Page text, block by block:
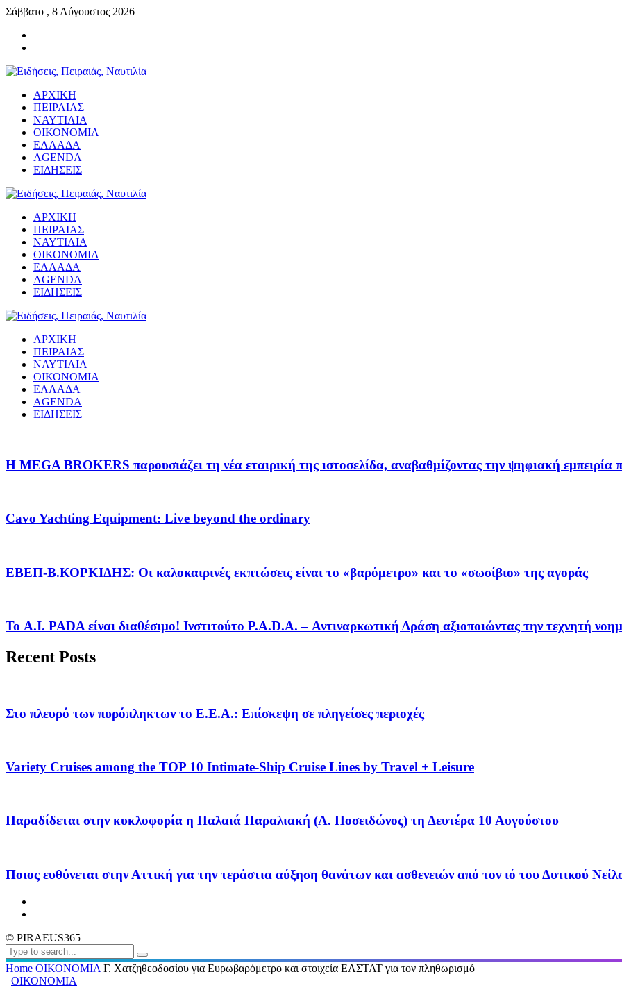
Σάββατο , 8 Αύγουστος 2026
ΑΡΧΙΚΗ
ΠΕΙΡΑΙΑΣ
ΝΑΥΤΙΛΙΑ
ΟΙΚΟΝΟΜΙΑ
ΕΛΛΑΔΑ
AGENDA
ΕΙΔΗΣΕΙΣ
ΑΡΧΙΚΗ
ΠΕΙΡΑΙΑΣ
ΝΑΥΤΙΛΙΑ
ΟΙΚΟΝΟΜΙΑ
ΕΛΛΑΔΑ
AGENDA
ΕΙΔΗΣΕΙΣ
ΑΡΧΙΚΗ
ΠΕΙΡΑΙΑΣ
ΝΑΥΤΙΛΙΑ
ΟΙΚΟΝΟΜΙΑ
ΕΛΛΑΔΑ
AGENDA
ΕΙΔΗΣΕΙΣ
Η MEGA BROKERS παρουσιάζει τη νέα εταιρική της ιστοσελίδα, αναβαθμίζοντας την ψηφιακή εμπειρία
Cavo Yachting Equipment: Live beyond the ordinary
EΒΕΠ-Β.ΚΟΡΚΙΔΗΣ: Οι καλοκαιρινές εκπτώσεις είναι το «βαρόμετρο» και το «σωσίβιο» της αγοράς
Το A.I. PADA είναι διαθέσιμο! Ινστιτούτο P.A.D.A. – Αντιναρκωτική Δράση αξιοποιώντας την τεχνητή
Recent Posts
Στο πλευρό των πυρόπληκτων το Ε.Ε.Α.: Επίσκεψη σε πληγείσες περιοχές
Variety Cruises among the TOP 10 Intimate-Ship Cruise Lines by Travel + Leisure
Παραδίδεται στην κυκλοφορία η Παλαιά Παραλιακή (Λ. Ποσειδώνος) τη Δευτέρα 10 Αυγούστου
Ποιος ευθύνεται στην Αττική για την τεράστια αύξηση θανάτων και ασθενειών από τον ιό του Δυτικού
© PIRAEUS365
Home ΟΙΚΟΝΟΜΙΑ Γ. Χατζηθεοδοσίου για Ευρωβαρόμετρο και στοιχεία ΕΛΣΤΑΤ για τον πληθωρισμό
ΟΙΚΟΝΟΜΙΑ